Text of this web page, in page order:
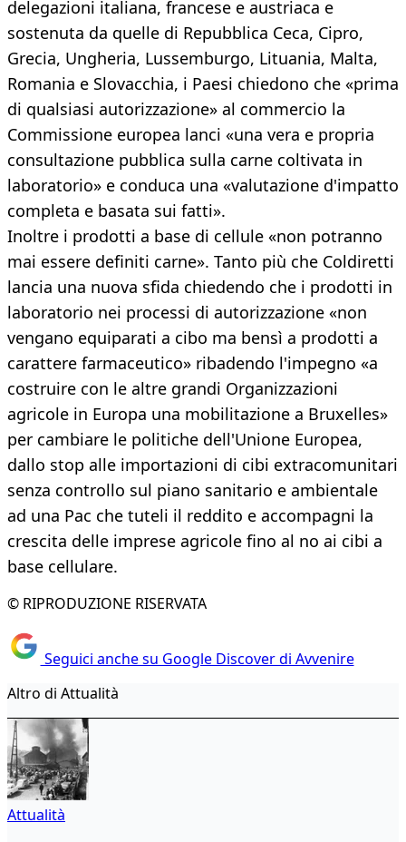
delegazioni italiana, francese e austriaca e
sostenuta da quelle di Repubblica Ceca, Cipro,
Grecia, Ungheria, Lussemburgo, Lituania, Malta,
Romania e Slovacchia, i Paesi chiedono che «prima
di qualsiasi autorizzazione» al commercio la
Commissione europea lanci «una vera e propria
consultazione pubblica sulla carne coltivata in
laboratorio» e conduca una «valutazione d'impatto
completa e basata sui fatti».
Inoltre i prodotti a base di cellule «non potranno
mai essere definiti carne». Tanto più che Coldiretti
lancia una nuova sfida chiedendo che i prodotti in
laboratorio nei processi di autorizzazione «non
vengano equiparati a cibo ma bensì a prodotti a
carattere farmaceutico» ribadendo l'impegno «a
costruire con le altre grandi Organizzazioni
agricole in Europa una mobilitazione a Bruxelles»
per cambiare le politiche dell'Unione Europea,
dallo stop alle importazioni di cibi extracomunitari
senza controllo sul piano sanitario e ambientale
ad una Pac che tuteli il reddito e accompagni la
crescita delle imprese agricole fino al no ai cibi a
base cellulare.
© RIPRODUZIONE RISERVATA
Seguici anche su Google Discover di Avvenire
Altro di Attualità
Attualità